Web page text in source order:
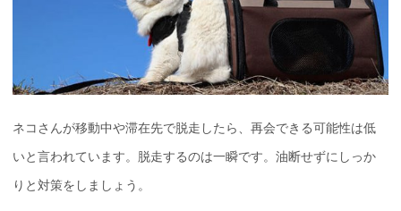
ネコさんが移動中や滞在先で脱走したら、再会できる可能性は低
いと言われています。脱走するのは一瞬です。油断せずにしっか
りと対策をしましょう。